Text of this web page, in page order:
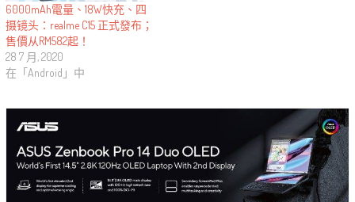
6000mAh電量、18W快充、四
摄镜头：realme C15 正式發布；
售價从RM582起！
28 7 月, 2020
在「Android」中